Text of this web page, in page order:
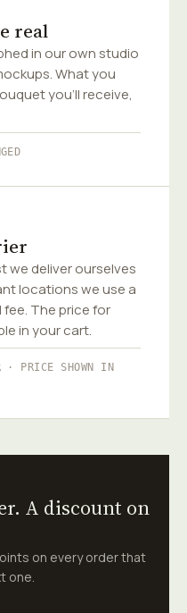
real
in our own studio
What you
you'll receive,
we deliver ourselves
locations we use a
The price for
in your cart.
· PRICE SHOWN IN
A discount on
on every order that
one.